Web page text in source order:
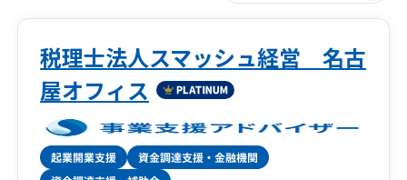
税理士法人スマッシュ経営 名古
屋オフィス